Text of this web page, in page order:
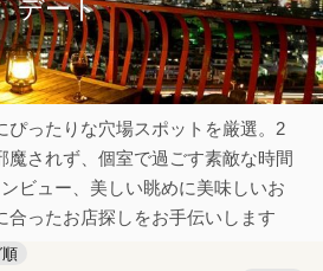
デート
ったりな穴場スポットを厳選。2
魔されず、個室で過ごす素敵な時間
ビュー、美しい眺めに美味しいお
ったお店探しをお手伝いします